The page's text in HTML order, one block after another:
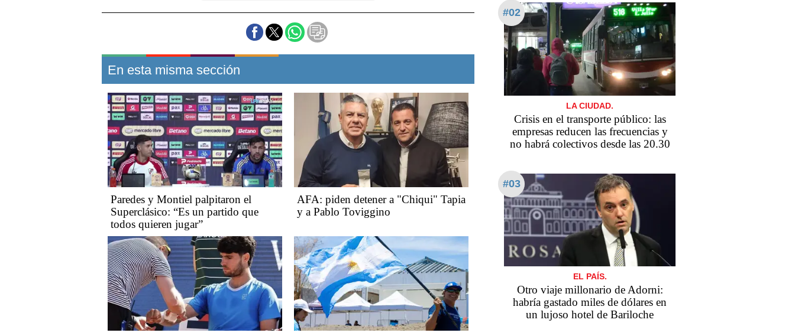
En esta misma sección
Paredes y Montiel palpitaron el
Superclásico: “Es un partido que
todos quieren jugar”
AFA: piden detener a "Chiqui" Tapia
y a Pablo Toviggino
#02
LA CIUDAD.
Crisis en el transporte público: las
empresas reducen las frecuencias y
no habrá colectivos desde las 20.30
#03
EL PAÍS.
Otro viaje millonario de Adorni:
habría gastado miles de dólares en
un lujoso hotel de Bariloche